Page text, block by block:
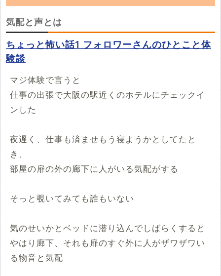
「気配と声」の朗読動画を探しています。
YouTubeでこの話の朗読動画を見つけたらぜ
ひ投稿していってください。
例：https://www.youtube.com/watch?v=***********
例：https://youtu.be/***********
再生開始の時間を指定する場合は入力してください
気配と声とは
ちょっと怖い話1 フォロワーさんのひとこと体
験談
マジ体験で言うと
仕事の出張で大阪の駅近くのホテルにチェックイ
ンした
夜遅く、仕事も済ませもう寝ようかとしてたと
き、
部屋の扉の外の廊下に人がいる気配がする
そっと覗いてみても誰もいない
気のせいかとベッドに潜り込んでしばらくすると
やはり廊下、それも扉のすぐ外に人がザワザワい
る物音と気配